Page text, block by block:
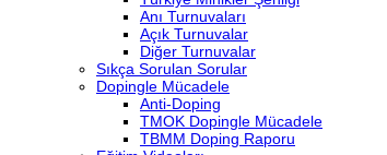
Anı Turnuvaları
Açık Turnuvalar
Diğer Turnuvalar
Sıkça Sorulan Sorular
Dopingle Mücadele
Anti-Doping
TMOK Dopingle Mücadele
TBMM Doping Raporu